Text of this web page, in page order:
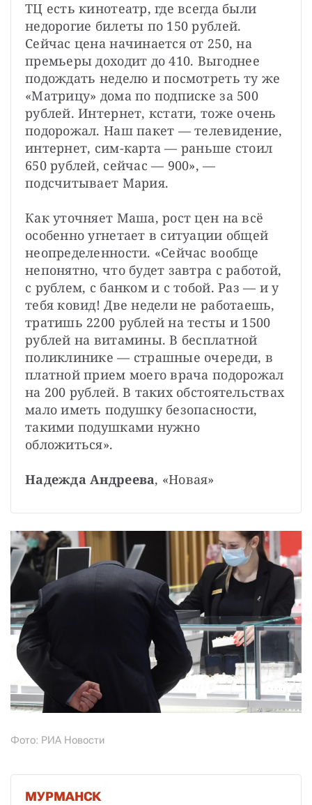
ТЦ есть кинотеатр, где всегда были
недорогие билеты по 150 рублей.
Сейчас цена начинается от 250, на
премьеры доходит до 410. Выгоднее
подождать неделю и посмотреть ту же
«Матрицу» дома по подписке за 500
рублей. Интернет, кстати, тоже очень
подорожал. Наш пакет — телевидение,
интернет, сим-карта — раньше стоил
650 рублей, сейчас — 900», —
подсчитывает Мария.
Как уточняет Маша, рост цен на всё
особенно угнетает в ситуации общей
неопределенности. «Сейчас вообще
непонятно, что будет завтра с работой,
с рублем, с банком и с тобой. Раз — и у
тебя ковид! Две недели не работаешь,
тратишь 2200 рублей на тесты и 1500
рублей на витамины. В бесплатной
поликлинике — страшные очереди, в
платной прием моего врача подорожал
на 200 рублей. В таких обстоятельствах
мало иметь подушку безопасности,
такими подушками нужно
обложиться».
Надежда Андреева, «Новая»
Фото: РИА Новости
МУРМАНСК